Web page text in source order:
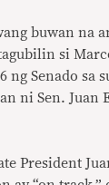
buwan na
si
ng Senado sa
ni Sen. Juan
President